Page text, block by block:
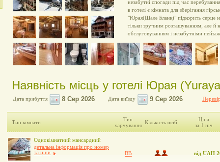
незабутні спогади під час
в готелі є кімната для зберігання
"Юрая(Шале Бланк)" підкорить серце
тільки зручним розташуванням, але
обслуговуванням і незабутніми
Наявність місць у готелі Юрая
Дата прибуття Дата виїзду
Тип кімнати
Тип
харчування Кількість осіб
Ціна
за 1 ніч
Однокімнатний мансардний
детальна інформація про номер
та ціни
BB від UAH